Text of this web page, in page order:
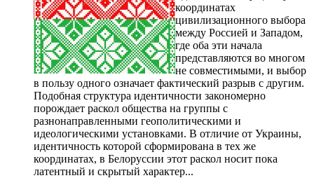
координатах
цивилизационного выбора
между Россией и Западом,
где оба эти начала
представляются во многом
не совместимыми, и выбор
в пользу одного означает фактический разрыв с другим.
Подобная структура идентичности закономерно
порождает раскол общества на группы с
разнонаправленными геополитическими и
идеологическими установками. В отличие от Украины,
идентичность которой сформирована в тех же
координатах, в Белоруссии этот раскол носит пока
латентный и скрытый характер...